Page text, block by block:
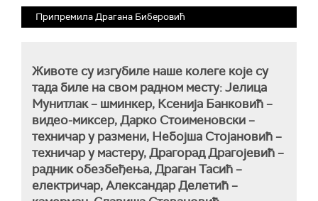
Припремила Драгана Биберовић
Животе су изгубиле наше колеге које су
тада биле на свом радном месту: Јелица
Мунитлак – шминкер, Ксенија Банковић –
видео-миксер, Дарко Стоименовски –
техничар у размени, Небојша Стојановић –
техничар у мастеру, Драгорад Драгојевић –
радник обезбеђења, Драган Тасић –
електричар, Александар Делетић –